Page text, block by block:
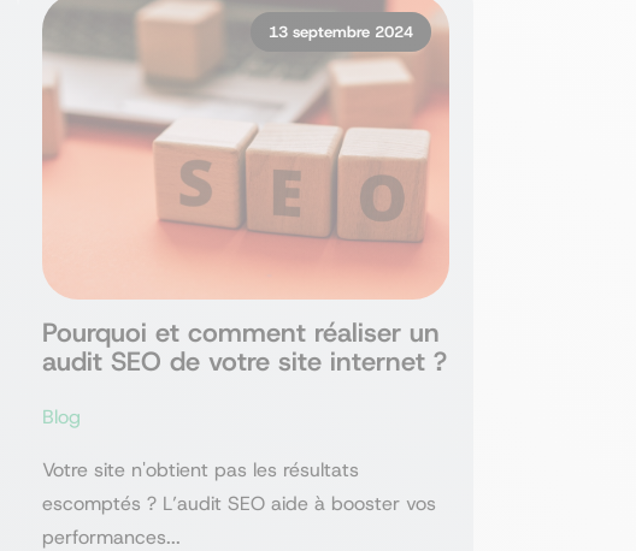
13 septembre 2024
Pourquoi et comment réaliser un
audit SEO de votre site internet ?
Blog
Votre site n'obtient pas les résultats
escomptés ? L’audit SEO aide à booster vos
performances...